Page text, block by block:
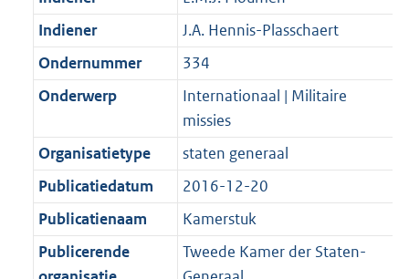
Indiener
J.A. Hennis-Plasschaert
Ondernummer
334
Onderwerp
Internationaal | Militaire
missies
Organisatietype
staten generaal
Publicatiedatum
2016-12-20
Publicatienaam
Kamerstuk
Publicerende
Tweede Kamer der Staten-